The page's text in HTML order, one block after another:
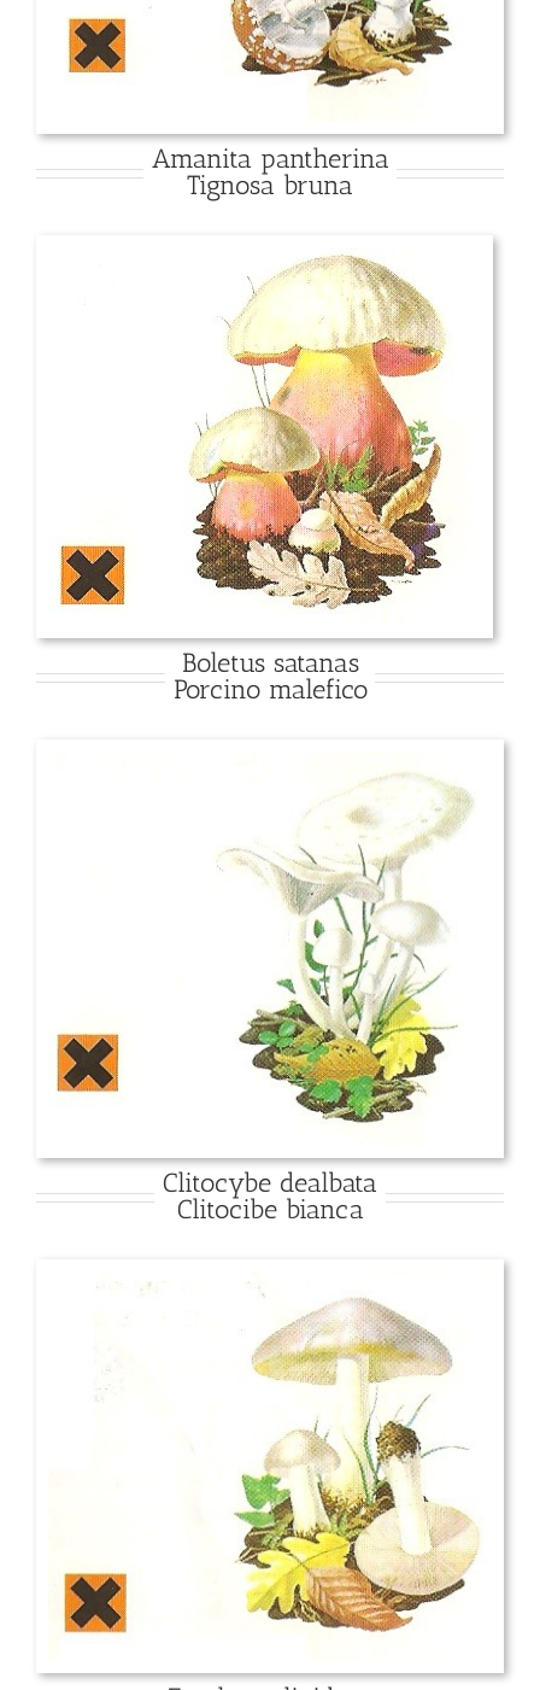
Amanita pantherina
Tignosa bruna
Boletus satanas
Porcino malefico
Clitocybe dealbata
Clitocibe bianca